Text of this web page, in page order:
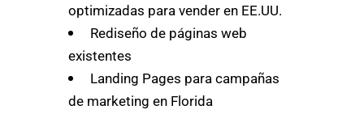
optimizadas para vender en EE.UU.
Rediseño de páginas web
existentes
Landing Pages para campañas
de marketing en Florida